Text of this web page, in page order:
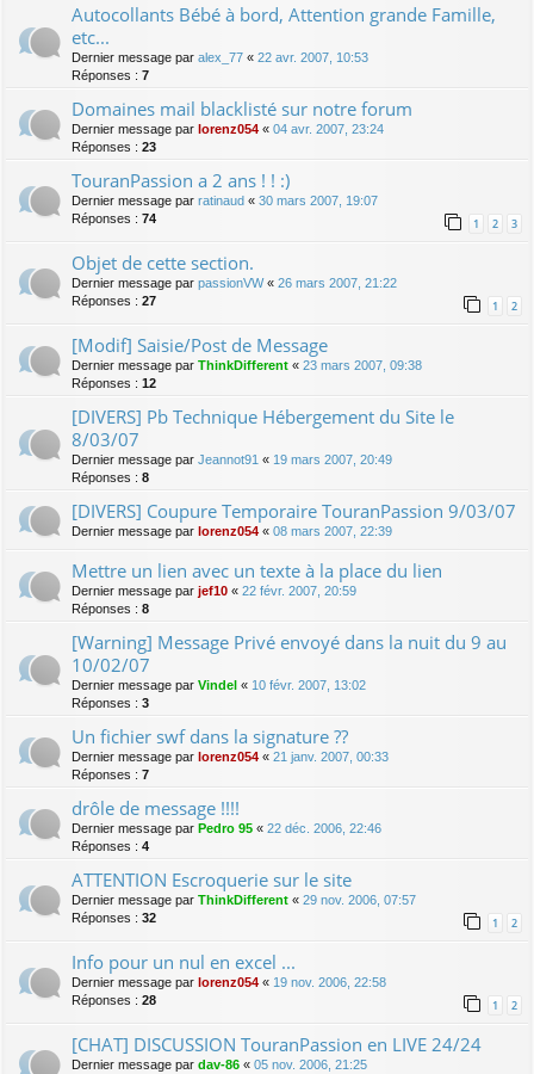
Autocollants Bébé à bord, Attention grande Famille,
etc...
Dernier message par alex_77 « 22 avr. 2007, 10:53
Réponses : 7
Domaines mail blacklisté sur notre forum
Dernier message par lorenz054 « 04 avr. 2007, 23:24
Réponses : 23
TouranPassion a 2 ans ! ! :)
Dernier message par ratinaud « 30 mars 2007, 19:07
Réponses : 74 1 2 3
Objet de cette section.
Dernier message par passionVW« 26 mars 2007, 21:22
Réponses : 27 1 2
[Modif] Saisie/Post de Message
Dernier message par ThinkDifferent « 23 mars 2007, 09:38
Réponses : 12
[DIVERS] Pb Technique Hébergement du Site le
8/03/07
Dernier message par Jeannot91 « 19 mars 2007, 20:49
Réponses : 8
[DIVERS] Coupure Temporaire TouranPassion 9/03/07
Dernier message par lorenz054 « 08 mars 2007, 22:39
Mettre un lien avec un texte à la place du lien
Dernier message par jef10 « 22 févr. 2007, 20:59
Réponses : 8
[Warning] Message Privé envoyé dans la nuit du 9 au
10/02/07
Dernier message par Vindel « 10 févr. 2007, 13:02
Réponses : 3
Un fichier swf dans la signature ??
Dernier message par lorenz054 « 21 janv. 2007, 00:33
Réponses : 7
drôle de message !!!!
Dernier message par Pedro 95 « 22 déc. 2006, 22:46
Réponses : 4
ATTENTION Escroquerie sur le site
Dernier message par ThinkDifferent « 29 nov. 2006, 07:57
Réponses : 32 1 2
Info pour un nul en excel ...
Dernier message par lorenz054 « 19 nov. 2006, 22:58
Réponses : 28 1 2
[CHAT] DISCUSSION TouranPassion en LIVE 24/24
Dernier message par dav-86 « 05 nov. 2006, 21:25